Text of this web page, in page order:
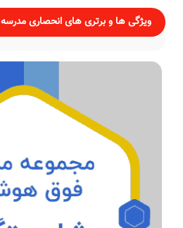
ویژگی ها و برتری های انحصاری مدرسه